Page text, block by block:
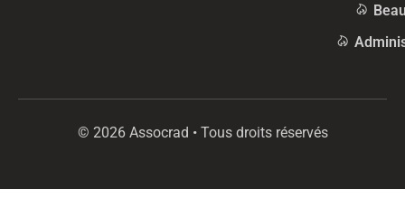
© 2026 Assocrad • Tous droits réservés